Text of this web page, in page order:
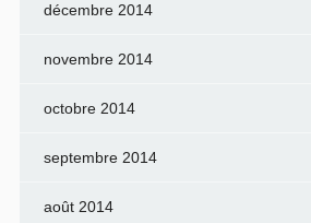
décembre 2014
novembre 2014
octobre 2014
septembre 2014
août 2014